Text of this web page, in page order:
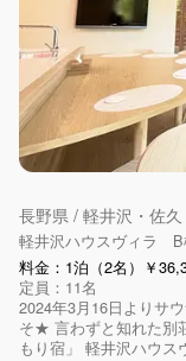
長野県 / 軽井沢・佐
軽井沢ハウスヴィラ B
料金：1泊（2名）￥
定員：11名
2024年3月16日よりサ
そ★ 言わずと知れた別
もり宿」 軽井沢ハウ